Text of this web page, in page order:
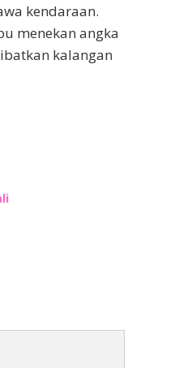
kendaraan.
menekan angka
kalangan